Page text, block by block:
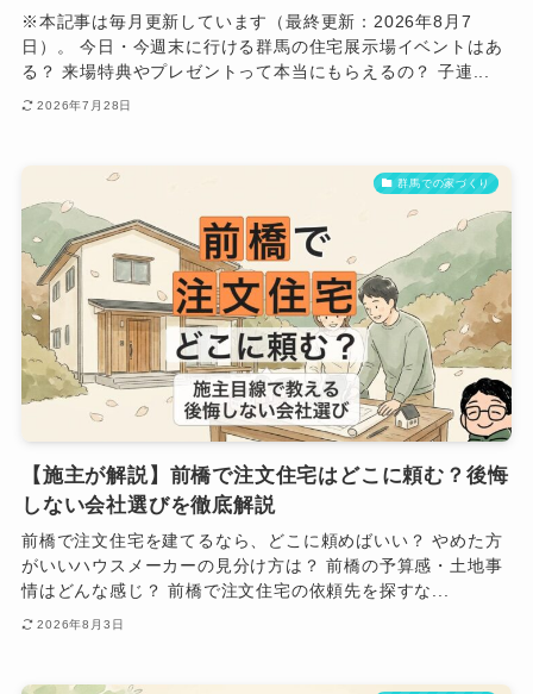
※本記事は毎月更新しています（最終更新：2026年8月7
日）。 今日・今週末に行ける群馬の住宅展示場イベントはあ
る？ 来場特典やプレゼントって本当にもらえるの？ 子連...
2026年7月28日
群馬での家づくり
【施主が解説】前橋で注文住宅はどこに頼む？後悔
しない会社選びを徹底解説
前橋で注文住宅を建てるなら、どこに頼めばいい？ やめた方
がいいハウスメーカーの見分け方は？ 前橋の予算感・土地事
情はどんな感じ？ 前橋で注文住宅の依頼先を探すな...
2026年8月3日